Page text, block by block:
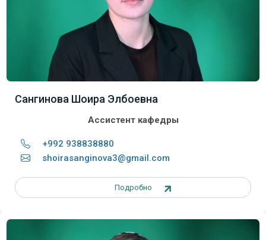
Сангинова Шоира Элбоевна
Ассистент кафедры
+992 938838880
shoirasanginova3@gmail.com
Подробно